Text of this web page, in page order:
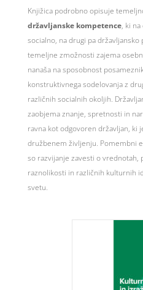
Knjižica podrobno opisuje
državljanske kompetence, ki
socialno, na drugi pa
temeljne zmožnosti zajema
nanaša na sposobnost
konstruktivnega sodelovanja z
različnih socialnih okoljih.
zaobjema znanje, spretnosti in
ravna kot odgovoren državljan, ki
družbenem življenju. Pomembni
so razvijanje zavesti o vrednotah,
raznolikosti in različnih kulturnih
svetu.